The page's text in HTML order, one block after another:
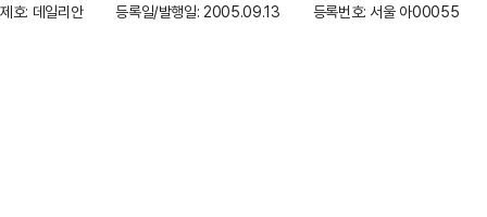
제호: 데일리안
등록일/발행일: 2005.09.13 등록번호: 서울 아00055